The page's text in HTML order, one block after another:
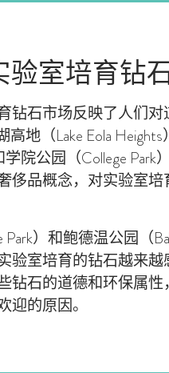
验室培育钻
钻石市场反映了人们
高地（Lake Eola
学院公园（College
侈品概念，对实验室
）和鲍德温公园（
验室培育的钻石越来
钻石的道德和环保属性
迎的原因。